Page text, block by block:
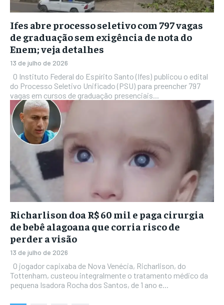
Ifes abre processo seletivo com 797 vagas
de graduação sem exigência de nota do
Enem; veja detalhes
13 de julho de 2026
do Processo Seletivo Unificado (PSU) para preencher 797
vagas em cursos de graduação presenciais...
Richarlison doa R$ 60 mil e paga cirurgia
de bebê alagoana que corria risco de
perder a visão
13 de julho de 2026
Tottenham, custeou integralmente o tratamento médico da
pequena Isadora Rocha dos Santos, de 1 ano e...